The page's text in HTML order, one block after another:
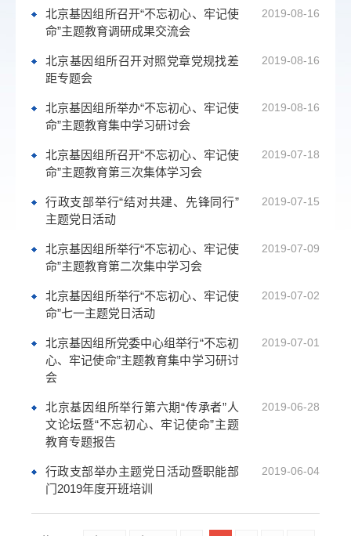
2019-08-16
北京基因组所召开“不忘初心、牢记使
命”主题教育调研成果交流会
2019-08-16
北京基因组所召开对照党章党规找差
距专题会
2019-08-16
北京基因组所举办“不忘初心、牢记使
命”主题教育集中学习研讨会
2019-07-18
北京基因组所召开“不忘初心、牢记使
命”主题教育第三次集体学习会
2019-07-15
行政支部举行“结对共建、先锋同行”
主题党日活动
2019-07-09
北京基因组所举行“不忘初心、牢记使
命”主题教育第二次集中学习会
2019-07-02
北京基因组所举行“不忘初心、牢记使
命”七一主题党日活动
2019-07-01
北京基因组所党委中心组举行“不忘初
心、牢记使命”主题教育集中学习研讨
会
2019-06-28
北京基因组所举行第六期“传承者”人
文论坛暨“不忘初心、牢记使命”主题
教育专题报告
2019-06-04
行政支部举办主题党日活动暨职能部
门2019年度开班培训